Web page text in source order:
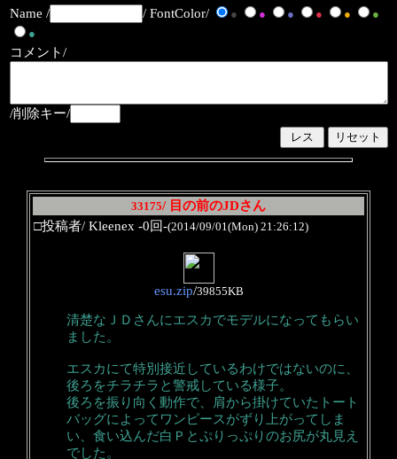
Name /
/ FontColor/ ● ● ● ● ●
●
●
コメント/
/削除キー/
33175/ 目の前のJDさん
□投稿者/ Kleenex -0回-(2014/09/01(Mon) 21:26:12)
esu.zip/39855KB
清楚なＪＤさんにエスカでモデルになってもらい
ました。
エスカにて特別接近しているわけではないのに、
後ろをチラチラと警戒している様子。
後ろを振り向く動作で、肩から掛けていたトート
バッグによってワンピースがずり上がってしま
い、食い込んだ白Ｐとぷりっぷりのお尻が丸見え
でした。